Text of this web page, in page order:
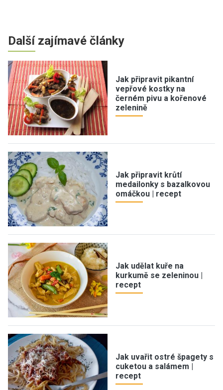
Další zajímavé články
Jak připravit pikantní
vepřové kostky na
černém pivu a kořenové
zelenině
Jak připravit krůtí
medailonky s bazalkovou
omáčkou | recept
Jak udělat kuře na
kurkumě se zeleninou |
recept
Jak uvařit ostré špagety s
cuketou a salámem |
recept